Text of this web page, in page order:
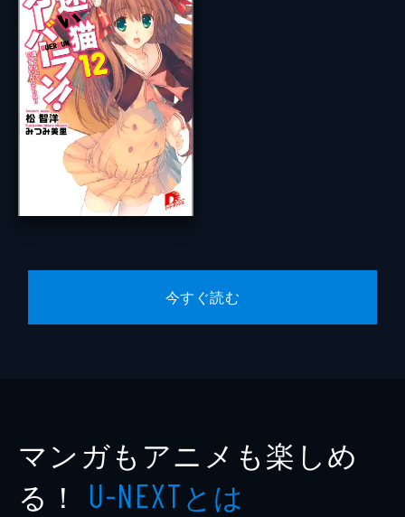
今すぐ読む
マンガもアニメも楽しめ
る！ U-NEXTとは